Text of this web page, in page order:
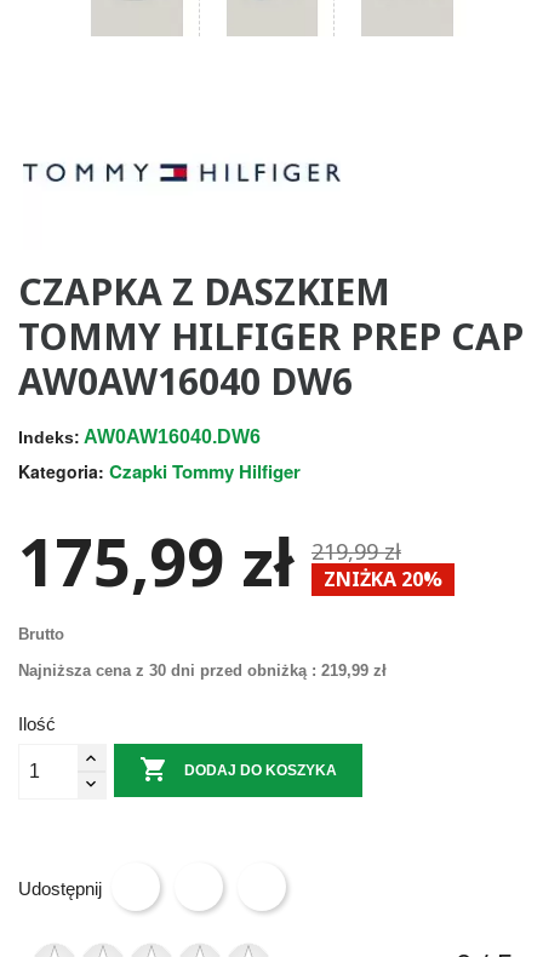
CZAPKA Z DASZKIEM
TOMMY HILFIGER PREP CAP
AW0AW16040 DW6
Indeks: AW0AW16040.DW6
Kategoria: Czapki Tommy Hilfiger
175,99 zł 219,99 zł
ZNIŻKA 20%
Brutto
Najniższa cena z 30 dni przed obniżką : 219,99 zł
Ilość
 DODAJ DO KOSZYKA
Udostępnij